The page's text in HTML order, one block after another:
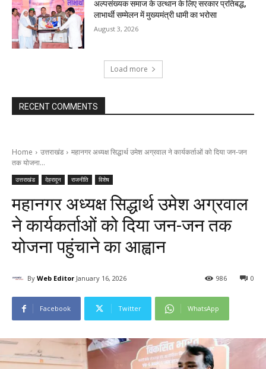
अल्पसंख्यक समाज के उत्थान के लिए सरकार प्रतिबद्ध,
लाभार्थी सम्मेलन में मुख्यमंत्री धामी का भरोसा
August 3, 2026
Load more
RECENT COMMENTS